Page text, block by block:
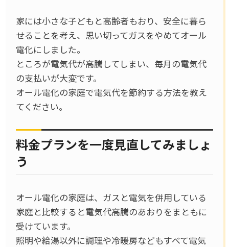
家には小さな子どもと高齢者もおり、安全に暮ら
せることを考え、思い切ってガスをやめてオール
電化にしました。
ところが電気代が高騰してしまい、毎月の電気代
の支払いが大変です。
オール電化の家庭で電気代を節約する方法を教え
てください。
料金プランを一度見直してみましょ
う
オール電化の家庭は、ガスと電気を併用している
家庭と比較すると電気代高騰のあおりをまともに
受けています。
照明や給湯以外に調理や冷暖房などもすべて電気